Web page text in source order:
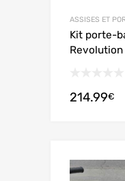
ASSISES ET
Kit porte-
Revolution
214.99€